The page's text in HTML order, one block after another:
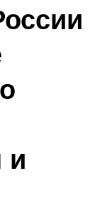
и